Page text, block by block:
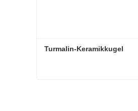
Turmalin-Keramikkugel